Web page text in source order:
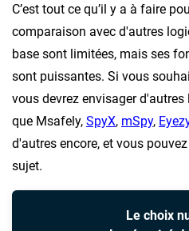
C’est tout ce qu’il y a à faire
comparaison avec d'autres
base sont limitées, mais ses
sont puissantes. Si vous
vous devrez envisager
que Msafely, SpyX, mSpy,
d'autres encore, et vous
sujet.
Le choix